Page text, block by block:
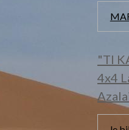
"TI
4x4